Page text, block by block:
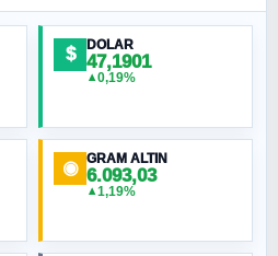
NATO Toplantısı mı, Yeni
Provası mı?
$ DOLAR
47,1901
▲0,19%
◉ GRAM ALTIN
6.093,03
▲1,19%